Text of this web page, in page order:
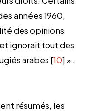
années 1960,
des opinions
ignorait tout des
arabes [10] »…
résumés, les